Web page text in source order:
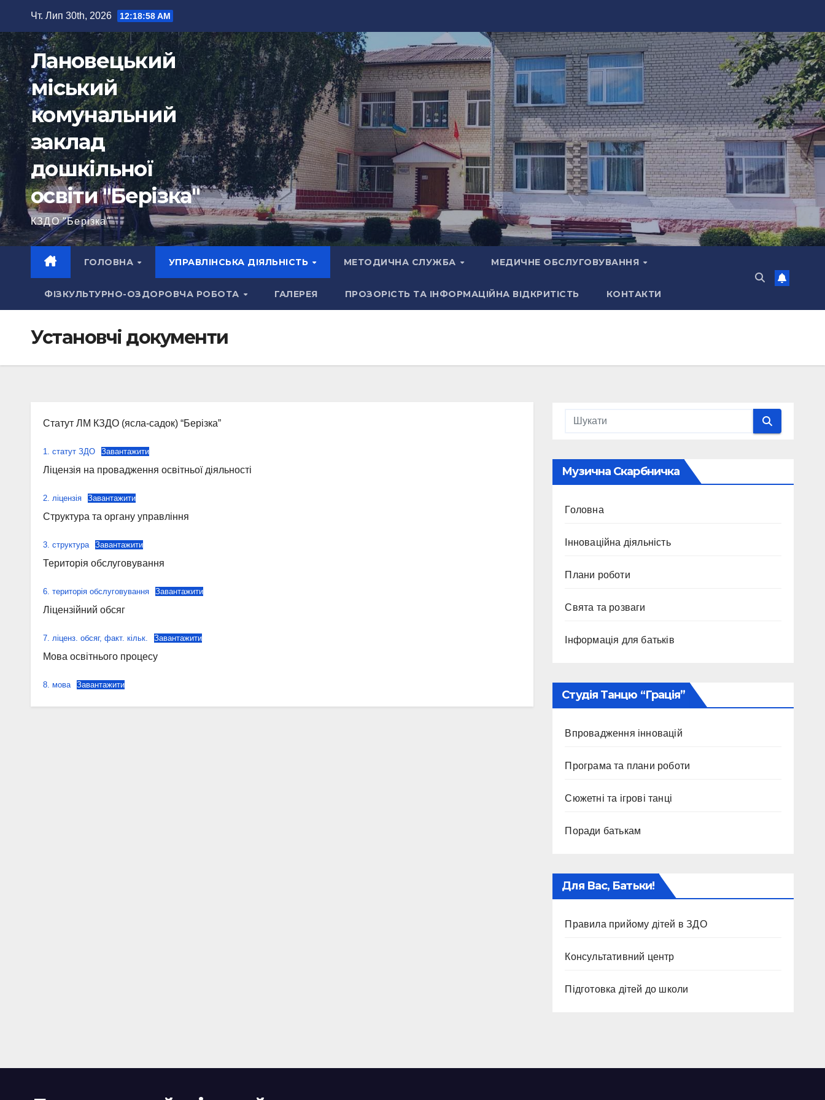
вмісту
Чт. Лип 30th, 2026 12:18:59 AM
Лановецький
міський
комунальний
заклад
дошкільної
освіти "Берізка"
КЗДО "Берізка"
ГОЛОВНА УПРАВЛІНСЬКА ДІЯЛЬНІСТЬ МЕТОДИЧНА СЛУЖБА МЕДИЧНЕ ОБСЛУГОВУВАННЯ
ФІЗКУЛЬТУРНО-ОЗДОРОВЧА РОБОТА ГАЛЕРЕЯ ПРОЗОРІСТЬ ТА ІНФОРМАЦІЙНА ВІДКРИТІСТЬ КОНТАКТИ
Установчі документи
Статут ЛМ КЗДО (ясла-садок) “Берізка”
1. статут ЗДО Завантажити
Ліцензія на провадження освітньої діяльності
2. ліцензія Завантажити
Структура та органу управління
3. структура Завантажити
Територія обслуговування
6. територія обслуговування Завантажити
Ліцензійний обсяг
7. ліценз. обсяг, факт. кільк. Завантажити
Мова освітнього процесу
8. мова Завантажити
Музична Скарбничка
Головна
Інноваційна діяльність
Плани роботи
Свята та розваги
Інформація для батьків
Студія Танцю “Грація”
Впровадження інновацій
Програма та плани роботи
Сюжетні та ігрові танці
Поради батькам
Для Вас, Батьки!
Правила прийому дітей в ЗДО
Консультативний центр
Підготовка дітей до школи